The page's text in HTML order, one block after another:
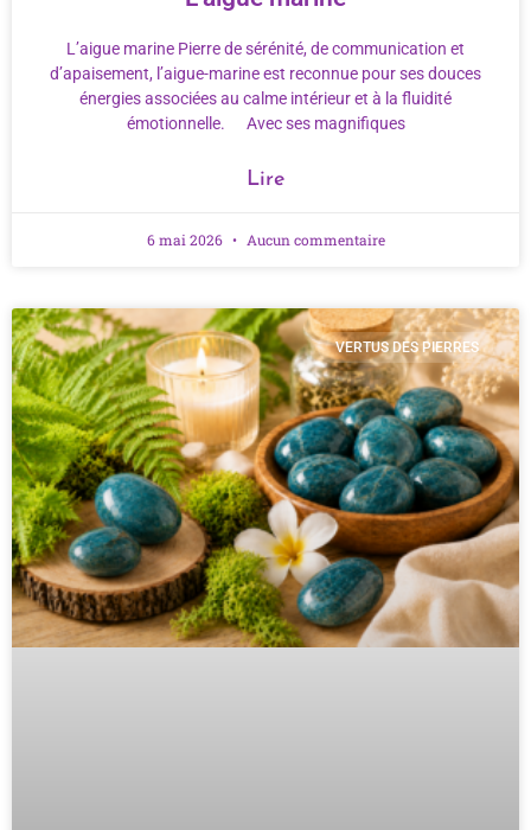
L’aigue marine Pierre de sérénité, de communication et
d’apaisement, l’aigue-marine est reconnue pour ses douces
énergies associées au calme intérieur et à la fluidité
émotionnelle. Avec ses magnifiques
Lire
6 mai 2026 Aucun commentaire
VERTUS DES PIERRES